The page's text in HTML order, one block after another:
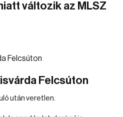
változik az MLSZ
Felcsúton
után veretlen.